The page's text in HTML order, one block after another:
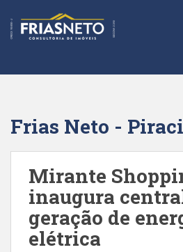
t
Frias Neto -
Mirante
inaugura
geração de
elétrica